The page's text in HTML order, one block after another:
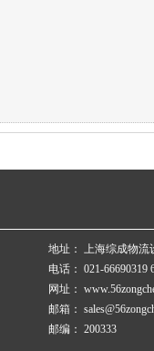
地址： 上海综成物流
电话： 021-66690319
网址：
邮箱：
邮编： 200333